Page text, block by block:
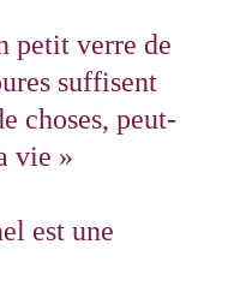
petit verre de
suffisent
choses, peut-
vie »
est une